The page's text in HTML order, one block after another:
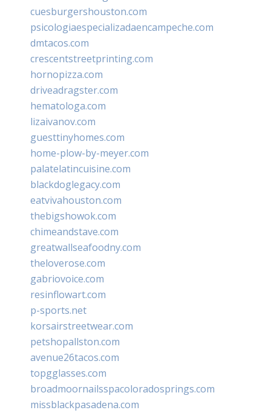
cuesburgershouston.com
psicologiaespecializadaencampeche.com
dmtacos.com
crescentstreetprinting.com
hornopizza.com
driveadragster.com
hematologa.com
lizaivanov.com
guesttinyhomes.com
home-plow-by-meyer.com
palatelatincuisine.com
blackdoglegacy.com
eatvivahouston.com
thebigshowok.com
chimeandstave.com
greatwallseafoodny.com
theloverose.com
gabriovoice.com
resinflowart.com
p-sports.net
korsairstreetwear.com
petshopallston.com
avenue26tacos.com
topgglasses.com
broadmoornailsspacoloradosprings.com
missblackpasadena.com